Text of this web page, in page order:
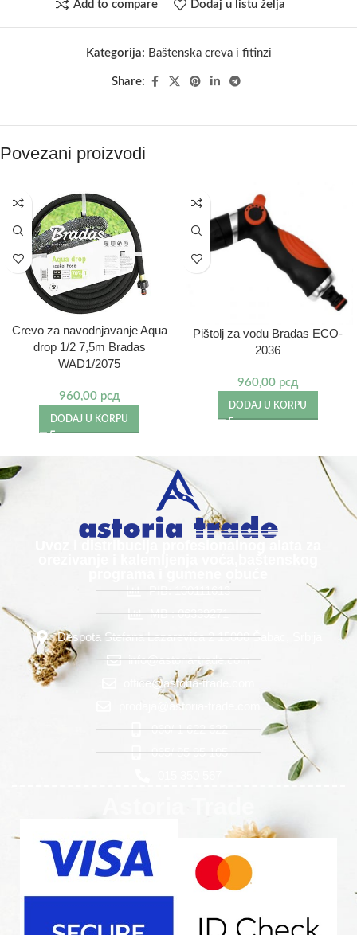
Add to compare Dodaj u listu želja
Kategorija: Baštenska creva i fitinzi
Share:
Povezani proizvodi
Crevo za navodnjavanje Aqua
drop 1/2 7,5m Bradas
WAD1/2075
960,00 рсд
DODAJ U KORPU
Pištolj za vodu Bradas ECO-
2036
960,00 рсд
DODAJ U KORPU
PIB: 100111613
MB : 06339271
Despota Stefana Lazarevića 2 15000 Šabac, Srbija
info@astoria-trade.com
office@astoria-trade.com
prodaja@astoria-trade.com
060/ 1 622 622
065/ 85 95 105